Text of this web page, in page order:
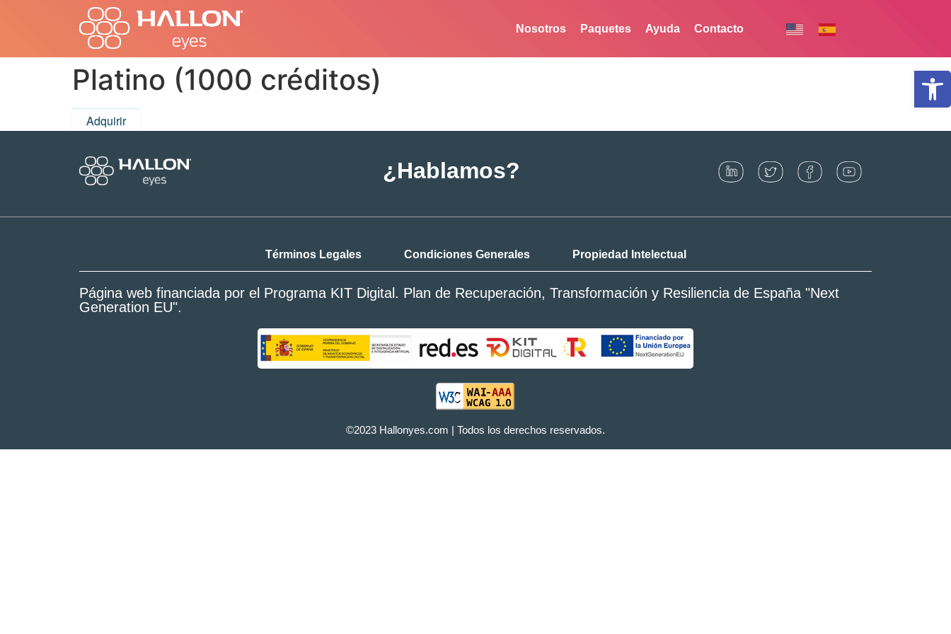
Abrir
Nosotros Paquetes Ayuda Contacto
Platino (1000 créditos)
Adquirir
¿Hablamos?
Términos Legales Condiciones Generales Propiedad Intelectual
Página web financiada por el Programa KIT Digital. Plan de Recuperación, Transformación y Resiliencia de España "Next
Generation EU".
©2023 Hallonyes.com | Todos los derechos reservados.